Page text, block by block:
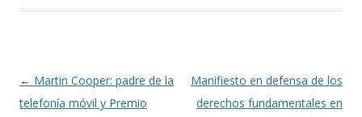
Navegación
de
← Martin Cooper: padre de la
telefonía móvil y Premio
Manifiesto en defensa de los
derechos fundamentales en